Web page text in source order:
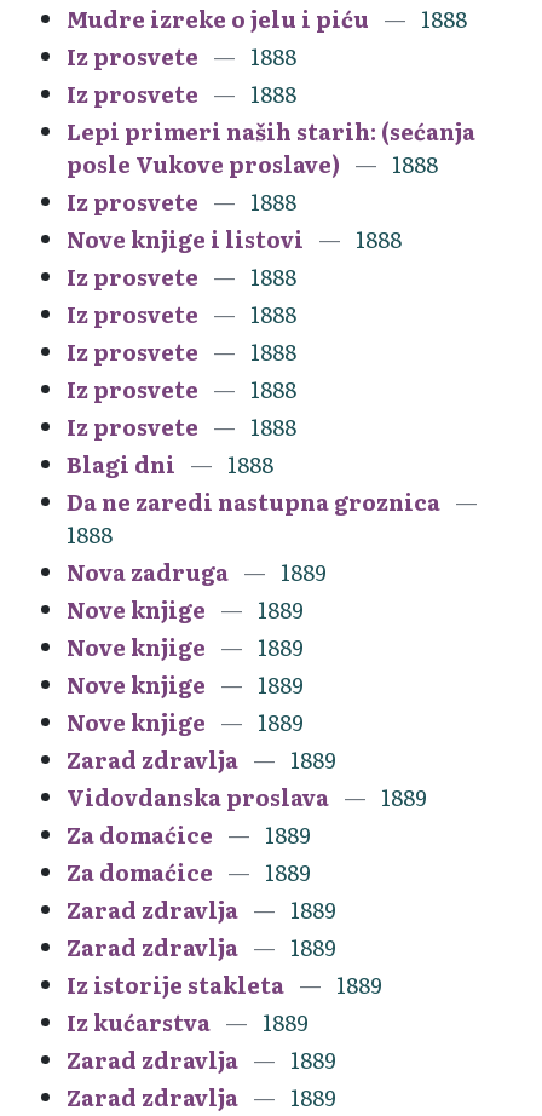
Mudre izreke o jelu i piću
1888
Iz prosvete
1888
Iz prosvete
1888
Lepi primeri naših starih: (sećanja
posle Vukove proslave)
1888
Iz prosvete
1888
Nove knjige i listovi
1888
Iz prosvete
1888
Iz prosvete
1888
Iz prosvete
1888
Iz prosvete
1888
Iz prosvete
1888
Blagi dni
1888
Da ne zaredi nastupna groznica
1888
Nova zadruga
1889
Nove knjige
1889
Nove knjige
1889
Nove knjige
1889
Nove knjige
1889
Zarad zdravlja
1889
Vidovdanska proslava
1889
Za domaćice
1889
Za domaćice
1889
Zarad zdravlja
1889
Zarad zdravlja
1889
Iz istorije stakleta
1889
Iz kućarstva
1889
Zarad zdravlja
1889
Zarad zdravlja
1889